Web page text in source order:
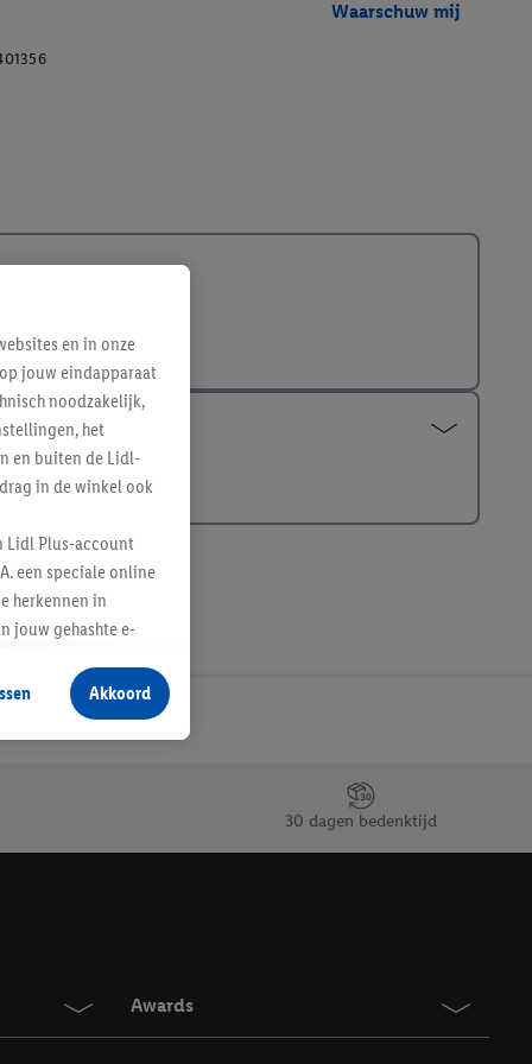
Waarschuw mij
30 dagen bedenktijd
Awards
en in onze
jouw eindapparaat
noodzakelijk,
het
en buiten de Lidl-
in de winkel ook
Lidl Plus-account
een speciale online
herkennen in
jouw gehashte e-
producten waarin je
te plaatsen
jouw gehashte e-
kunnen worden
vergelijkbare
Meer informatie,
Akkoord